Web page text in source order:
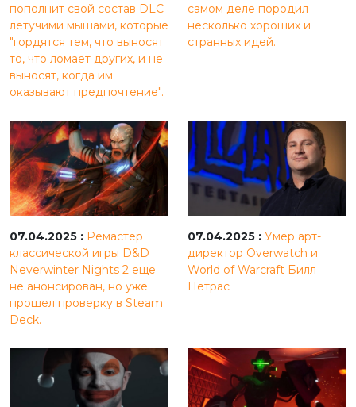
пополнит свой состав DLC
летучими мышами, которые
"гордятся тем, что выносят
то, что ломает других, и не
выносят, когда им
оказывают предпочтение".
самом деле породил
несколько хороших и
странных идей.
07.04.2025 : Ремастер
классической игры D&D
Neverwinter Nights 2 еще
не анонсирован, но уже
прошел проверку в Steam
Deck.
07.04.2025 : Умер арт-
директор Overwatch и
World of Warcraft Билл
Петрас